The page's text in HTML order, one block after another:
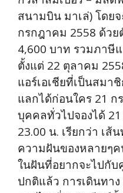
สนามบิน มาเล่) โดย
กรกฎาคม 2558 ด้ว
4,600 บาท รวมภาษี
ตั้งแต่ 22 ตุลาคม
แอร์เอเชียที่เป็นสมา
แลกได้ก่อนใคร 21 ก
บุคคลทั่วไปจองได้
23.00 น. เรียกว่า เ
ความฝันของหลายๆค
ในฝันที่อยากจะไปกับ
ปกติแล้ว การเดินทา